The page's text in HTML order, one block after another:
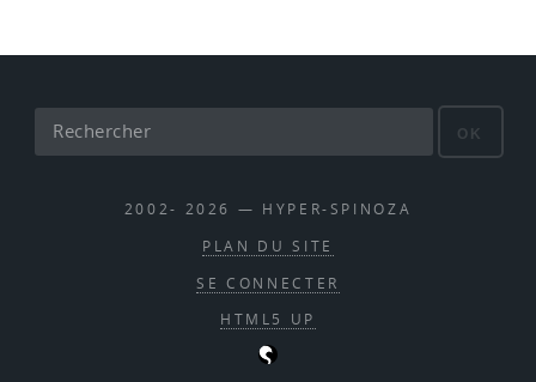
OK
2002- 2026 — HYPER-SPINOZA
PLAN DU SITE
SE CONNECTER
HTML5 UP